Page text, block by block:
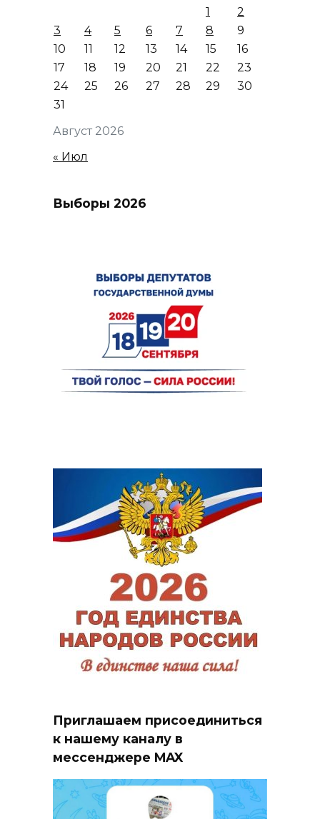
Август 2026
1
2
3
4 5 6 7 8
9
10
11 12 13 14 15
16
17
18 19 20 21 22
23
24
25 26 27 28 29
30
31
« Июл
Выборы 2026
Приглашаем присоединиться
к нашему каналу в
мессенджере MAX